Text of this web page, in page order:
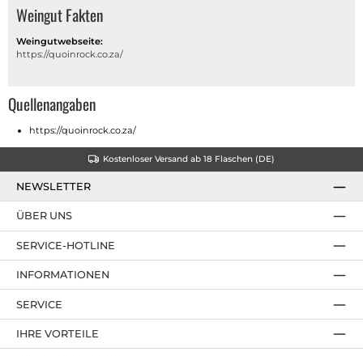
Weingut Fakten
Weingutwebseite:
https://quoinrock.co.za/
Quellenangaben
https://quoinrock.co.za/
Kostenloser Versand ab 18 Flaschen (DE)
NEWSLETTER
SERVICE-HOTLINE
IHRE VORTEILE
ÜBER UNS
INFORMATIONEN
SERVICE